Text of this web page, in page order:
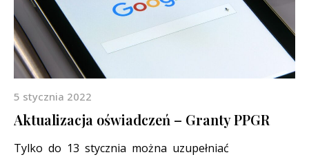
5 stycznia 2022
Aktualizacja oświadczeń – Granty PPGR
Tylko do 13 stycznia można uzupełniać